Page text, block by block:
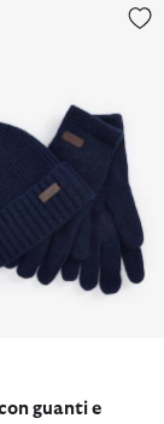
guanti e
guanti e